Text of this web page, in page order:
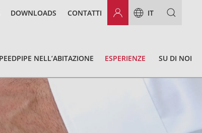
DOWNLOADS CONTATTI IT
NELL’ABITAZIONE ESPERIENZE SU DI NOI